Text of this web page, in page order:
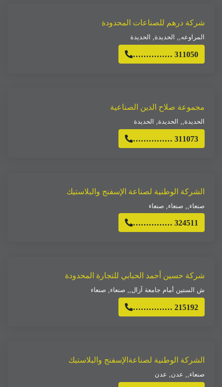
شركة درهم للصناعات المحدودة
المراوعه,, الحديدة, الحديدة
…………… 311050
مجموعة صلاح الدين الصناعية
الحديدة,, الحديدة, الحديدة
…………… 311073
الشركة الوطنية لصناعة الإسفنج والبلاستيك
صنعاء,, صنعاء, صنعاء
…………… 324511
شركة حسين أحمد الحبابي للتجارة المحدودة
ش الستين أمام جامعة آزال,, صنعاء, صنعاء
…………… 215192
الشركة الوطنية لصناعةالإسفنج والبلاستيك
صنعاء,, عدن, عدن